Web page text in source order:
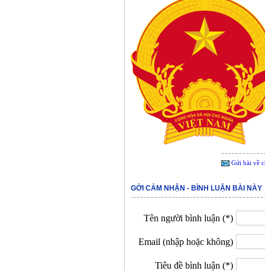
Gửi bài về
GỞI CẢM NHẬN - BÌNH LUẬN BÀI NÀY
Tên người bình luận (*)
Email (nhập hoặc không)
Tiêu đề bình luận (*)